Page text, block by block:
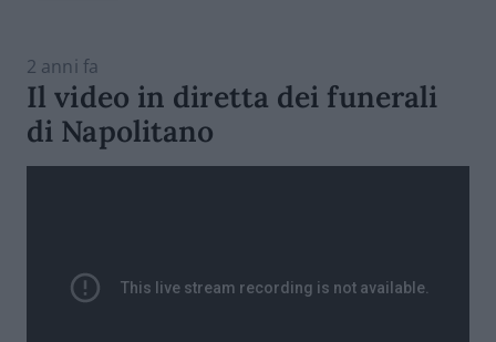
2 anni fa
Il video in diretta dei funerali
di Napolitano